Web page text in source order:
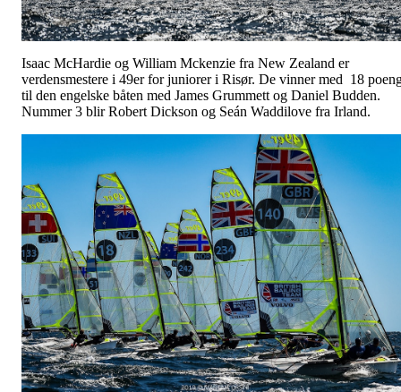
Isaac McHardie og William Mckenzie fra New Zealand er
verdensmestere i 49er for juniorer i Risør. De vinner med 18
til den engelske båten med James Grummett og Daniel Budden.
Nummer 3 blir Robert Dickson og Seán Waddilove fra Irland.